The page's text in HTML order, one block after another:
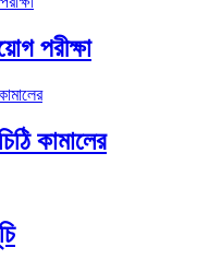
পরীক্ষা
কামালের